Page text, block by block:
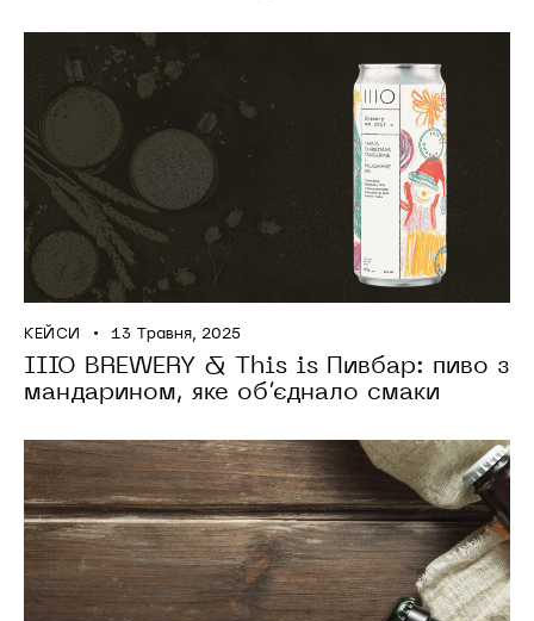
КЕЙСИ 13 Травня, 2025
IIIO BREWERY & This is Пивбар: пиво з
мандарином, яке об’єднало смаки